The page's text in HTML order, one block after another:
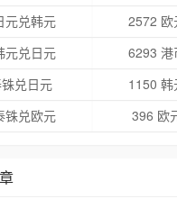
元兑韩元
2572 欧
元兑日元
6293 港
兑日元
1150
铢兑欧元
396 欧